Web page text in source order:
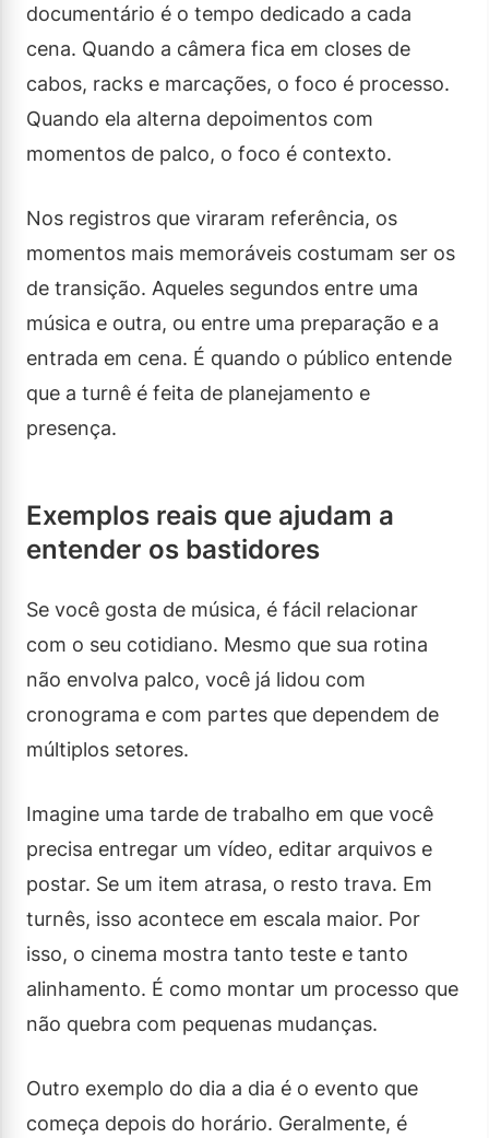
documentário é o tempo dedicado a cada
cena. Quando a câmera fica em closes de
cabos, racks e marcações, o foco é processo.
Quando ela alterna depoimentos com
momentos de palco, o foco é contexto.
Nos registros que viraram referência, os
momentos mais memoráveis costumam ser os
de transição. Aqueles segundos entre uma
música e outra, ou entre uma preparação e a
entrada em cena. É quando o público entende
que a turnê é feita de planejamento e
presença.
Exemplos reais que ajudam a
entender os bastidores
Se você gosta de música, é fácil relacionar
com o seu cotidiano. Mesmo que sua rotina
não envolva palco, você já lidou com
cronograma e com partes que dependem de
múltiplos setores.
Imagine uma tarde de trabalho em que você
precisa entregar um vídeo, editar arquivos e
postar. Se um item atrasa, o resto trava. Em
turnês, isso acontece em escala maior. Por
isso, o cinema mostra tanto teste e tanto
alinhamento. É como montar um processo que
não quebra com pequenas mudanças.
Outro exemplo do dia a dia é o evento que
começa depois do horário. Geralmente, é